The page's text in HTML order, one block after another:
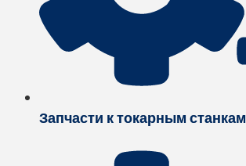
Запчасти к токарным станкам